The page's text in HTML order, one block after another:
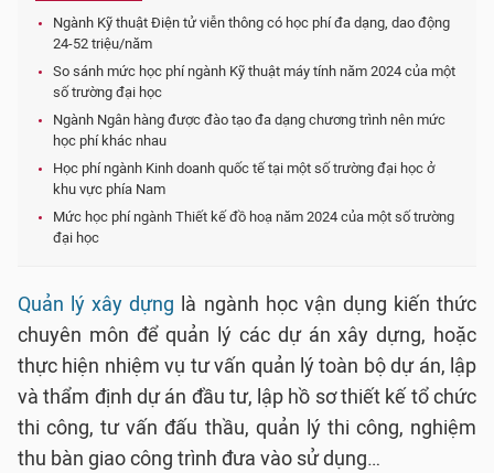
Ngành Kỹ thuật Điện tử viễn thông có học phí đa dạng, dao động
24-52 triệu/năm
So sánh mức học phí ngành Kỹ thuật máy tính năm 2024 của một
số trường đại học
Ngành Ngân hàng được đào tạo đa dạng chương trình nên mức
học phí khác nhau
Học phí ngành Kinh doanh quốc tế tại một số trường đại học ở
khu vực phía Nam
Mức học phí ngành Thiết kế đồ hoạ năm 2024 của một số trường
đại học
Quản lý xây dựng là ngành học vận dụng kiến thức
chuyên môn để quản lý các dự án xây dựng, hoặc
thực hiện nhiệm vụ tư vấn quản lý toàn bộ dự án, lập
và thẩm định dự án đầu tư, lập hồ sơ thiết kế tổ chức
thi công, tư vấn đấu thầu, quản lý thi công, nghiệm
thu bàn giao công trình đưa vào sử dụng…